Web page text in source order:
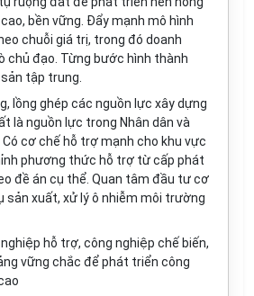
bền vững. Đẩy mạnh mô hình
chuỗi giá trị, trong đó doanh
chủ đạo. Từng bước hình thành
tập trung.
lồng ghép các nguồn lực xây dựng
là nguồn lực trong Nhân dân và
cơ chế hỗ trợ mạnh cho khu vực
phương thức hỗ trợ từ cấp phát
đề án cụ thể . Quan tâm đầu tư cơ
sản xuất, xử lý ô nhiễm môi trường
hỗ trợ, công nghiệp chế biến,
vững chắc để phát triển công